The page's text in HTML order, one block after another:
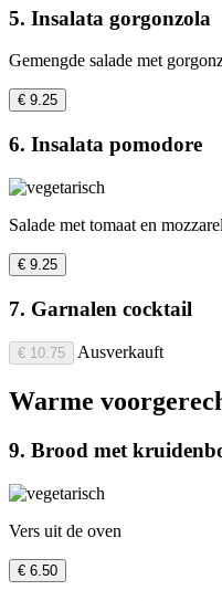
5. Insalata gorgonzola
Gemengde salade met
€ 9.25
6. Insalata pomodore
Salade met tomaat en
€ 9.25
7. Garnalen cocktail
€ 10.75 Ausverkauft
Warme
9. Brood met
Vers uit de oven
€ 6.50